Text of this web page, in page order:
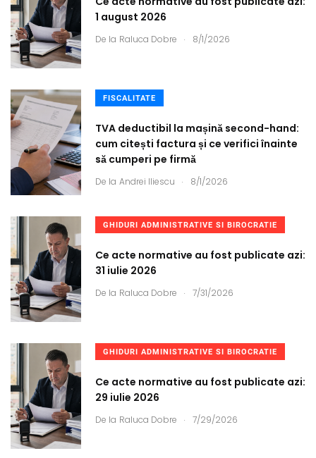
1 august 2026
De la Raluca Dobre . 8/1/2026
FISCALITATE
TVA deductibil la mașină second-hand:
cum citești factura și ce verifici înainte
să cumperi pe firmă
De la Andrei Iliescu . 8/1/2026
GHIDURI ADMINISTRATIVE SI BIROCRATIE
Ce acte normative au fost publicate azi:
31 iulie 2026
De la Raluca Dobre . 7/31/2026
GHIDURI ADMINISTRATIVE SI BIROCRATIE
Ce acte normative au fost publicate azi:
29 iulie 2026
De la Raluca Dobre . 7/29/2026